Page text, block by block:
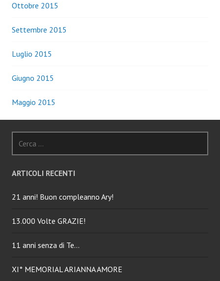
Ottobre 2015
Settembre 2015
Luglio 2015
Giugno 2015
Maggio 2015
per:
ARTICOLI RECENTI
21 anni! Buon compleanno Ary!
13.000 Volte GRAZIE!
11 anni senza di Te…
XI° MEMORIAL ARIANNA AMORE